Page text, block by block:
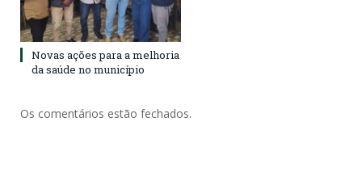
Novas ações para a melhoria
da saúde no município
Os comentários estão fechados.